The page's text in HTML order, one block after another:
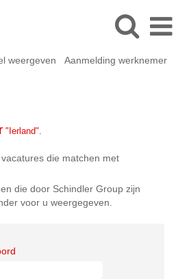
weergeven Aanmelding werknemer
"Ierland".
die matchen met
die door Schindler Group zijn
voor u weergegeven.